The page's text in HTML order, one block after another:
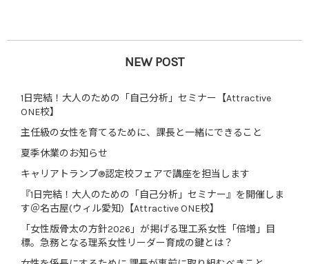
NEW POST
1日完結！大人のための「自己分析」セミナー【Attractive
ONE校】
主任級の女性を育てるために、課長と一緒にできること
夏季休業のお知らせ
キャリアトランプ®認定校フェアで講座を担当します
『1日完結！大人のための「自己分析」セミナー』を開催しま
す＠名古屋(ウィル愛知)【Attractive ONE校】
「女性版骨太の方針2026」が掲げる理工系女性「倍増」目
標。急務となる理系女性リーダー育成の鍵とは？